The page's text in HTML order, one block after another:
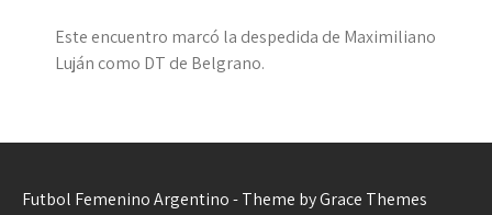
Este encuentro marcó la despedida de Maximiliano
Luján como DT de Belgrano.
Futbol Femenino Argentino - Theme by Grace Themes